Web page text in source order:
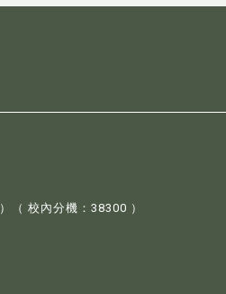
）（ 校內分機：38300 ）